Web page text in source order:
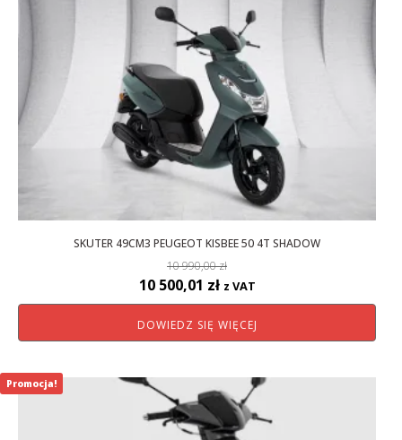
SKUTER 49CM3 PEUGEOT KISBEE 50 4T SHADOW
10 990,00zł
Pierwotna
cena
wynosiła:
990,00 zł.
10 500,01 złAktualna
cena
wynosi:
500,01 zł.
z VAT
DOWIEDZ SIĘ WIĘCEJ
Promocja!